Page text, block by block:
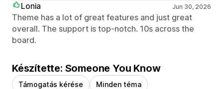
Lonia
Jun 30, 2026
Theme has a lot of great features and just great
overall. The support is top-notch. 10s across the
board.
Készítette: Someone You Know
Támogatás kérése Minden téma